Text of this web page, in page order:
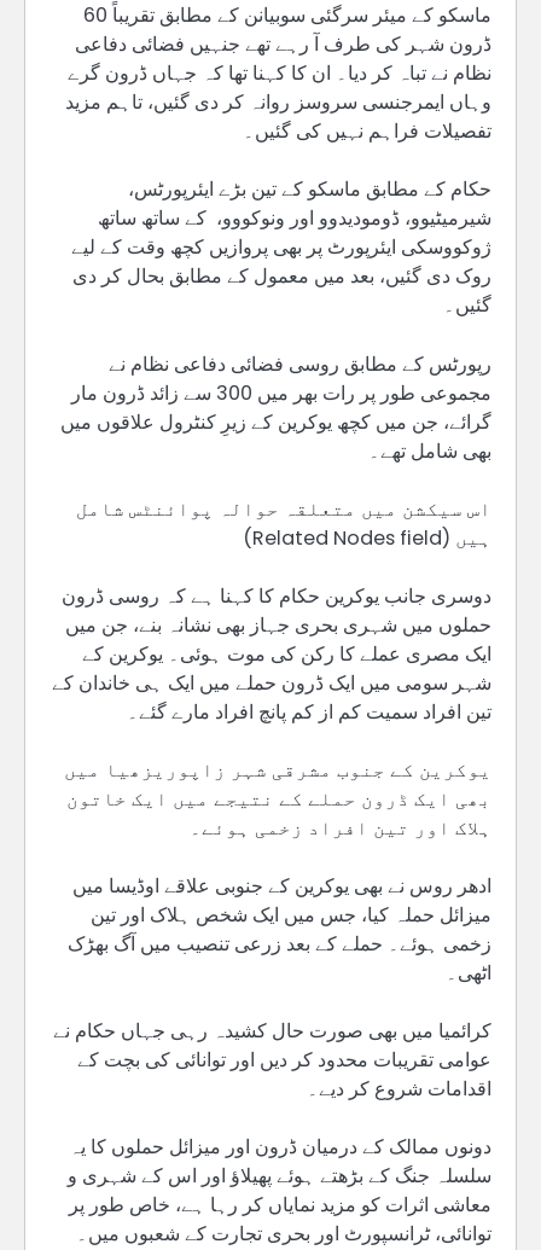
ماسکو کے میئر سرگئی سوبیانن کے مطابق تقریباً 60
ڈرون شہر کی طرف آ رہے تھے جنہیں فضائی دفاعی
نظام نے تباہ کر دیا۔ ان کا کہنا تھا کہ جہاں ڈرون گرے
وہاں ایمرجنسی سروسز روانہ کر دی گئیں، تاہم مزید
تفصیلات فراہم نہیں کی گئیں۔
حکام کے مطابق ماسکو کے تین بڑے ایئرپورٹس،
شیرمیٹیوو، ڈومودیدوو اور ونوکووو، کے ساتھ ساتھ
ژوکووسکی ایئرپورٹ پر بھی پروازیں کچھ وقت کے لیے
روک دی گئیں، بعد میں معمول کے مطابق بحال کر دی
گئیں۔
رپورٹس کے مطابق روسی فضائی دفاعی نظام نے
مجموعی طور پر رات بھر میں 300 سے زائد ڈرون مار
گرائے، جن میں کچھ یوکرین کے زیرِ کنٹرول علاقوں میں
بھی شامل تھے۔
اس سیکشن میں متعلقہ حوالہ پوائنٹس شامل
ہیں (Related Nodes field)
دوسری جانب یوکرین حکام کا کہنا ہے کہ روسی ڈرون
حملوں میں شہری بحری جہاز بھی نشانہ بنے، جن میں
ایک مصری عملے کا رکن کی موت ہوئی۔ یوکرین کے
شہر سومی میں ایک ڈرون حملے میں ایک ہی خاندان کے
تین افراد سمیت کم از کم پانچ افراد مارے گئے۔
یوکرین کے جنوب مشرقی شہر زاپوریزھیا میں
بھی ایک ڈرون حملے کے نتیجے میں ایک خاتون
ہلاک اور تین افراد زخمی ہوئے۔
ادھر روس نے بھی یوکرین کے جنوبی علاقے اوڈیسا میں
میزائل حملہ کیا، جس میں ایک شخص ہلاک اور تین
زخمی ہوئے۔ حملے کے بعد زرعی تنصیب میں آگ بھڑک
اٹھی۔
کرائمیا میں بھی صورت حال کشیدہ رہی جہاں حکام نے
عوامی تقریبات محدود کر دیں اور توانائی کی بچت کے
اقدامات شروع کر دیے۔
دونوں ممالک کے درمیان ڈرون اور میزائل حملوں کا یہ
سلسلہ جنگ کے بڑھتے ہوئے پھیلاؤ اور اس کے شہری و
معاشی اثرات کو مزید نمایاں کر رہا ہے، خاص طور پر
توانائی، ٹرانسپورٹ اور بحری تجارت کے شعبوں میں۔